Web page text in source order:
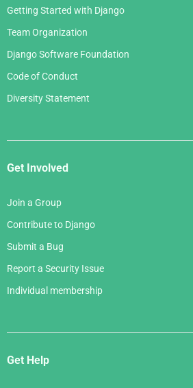
Getting Started with Django
Team Organization
Django Software Foundation
Code of Conduct
Diversity Statement
Get Involved
Join a Group
Contribute to Django
Submit a Bug
Report a Security Issue
Individual membership
Get Help